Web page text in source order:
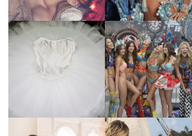
TUTORIAL PARA
HACER UN TUTÚ
DE BALLET DE
¿QUIERES SABER
LA EDAD Y ALTURA
DE LAS MODELOS
VICTORIA'S
SECRET 2017?